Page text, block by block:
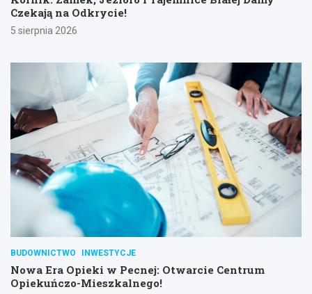
Czekają na Odkrycie!
5 sierpnia 2026
BUDOWNICTWO INWESTYCJE
Nowa Era Opieki w Pecnej: Otwarcie Centrum
Opiekuńczo-Mieszkalnego!